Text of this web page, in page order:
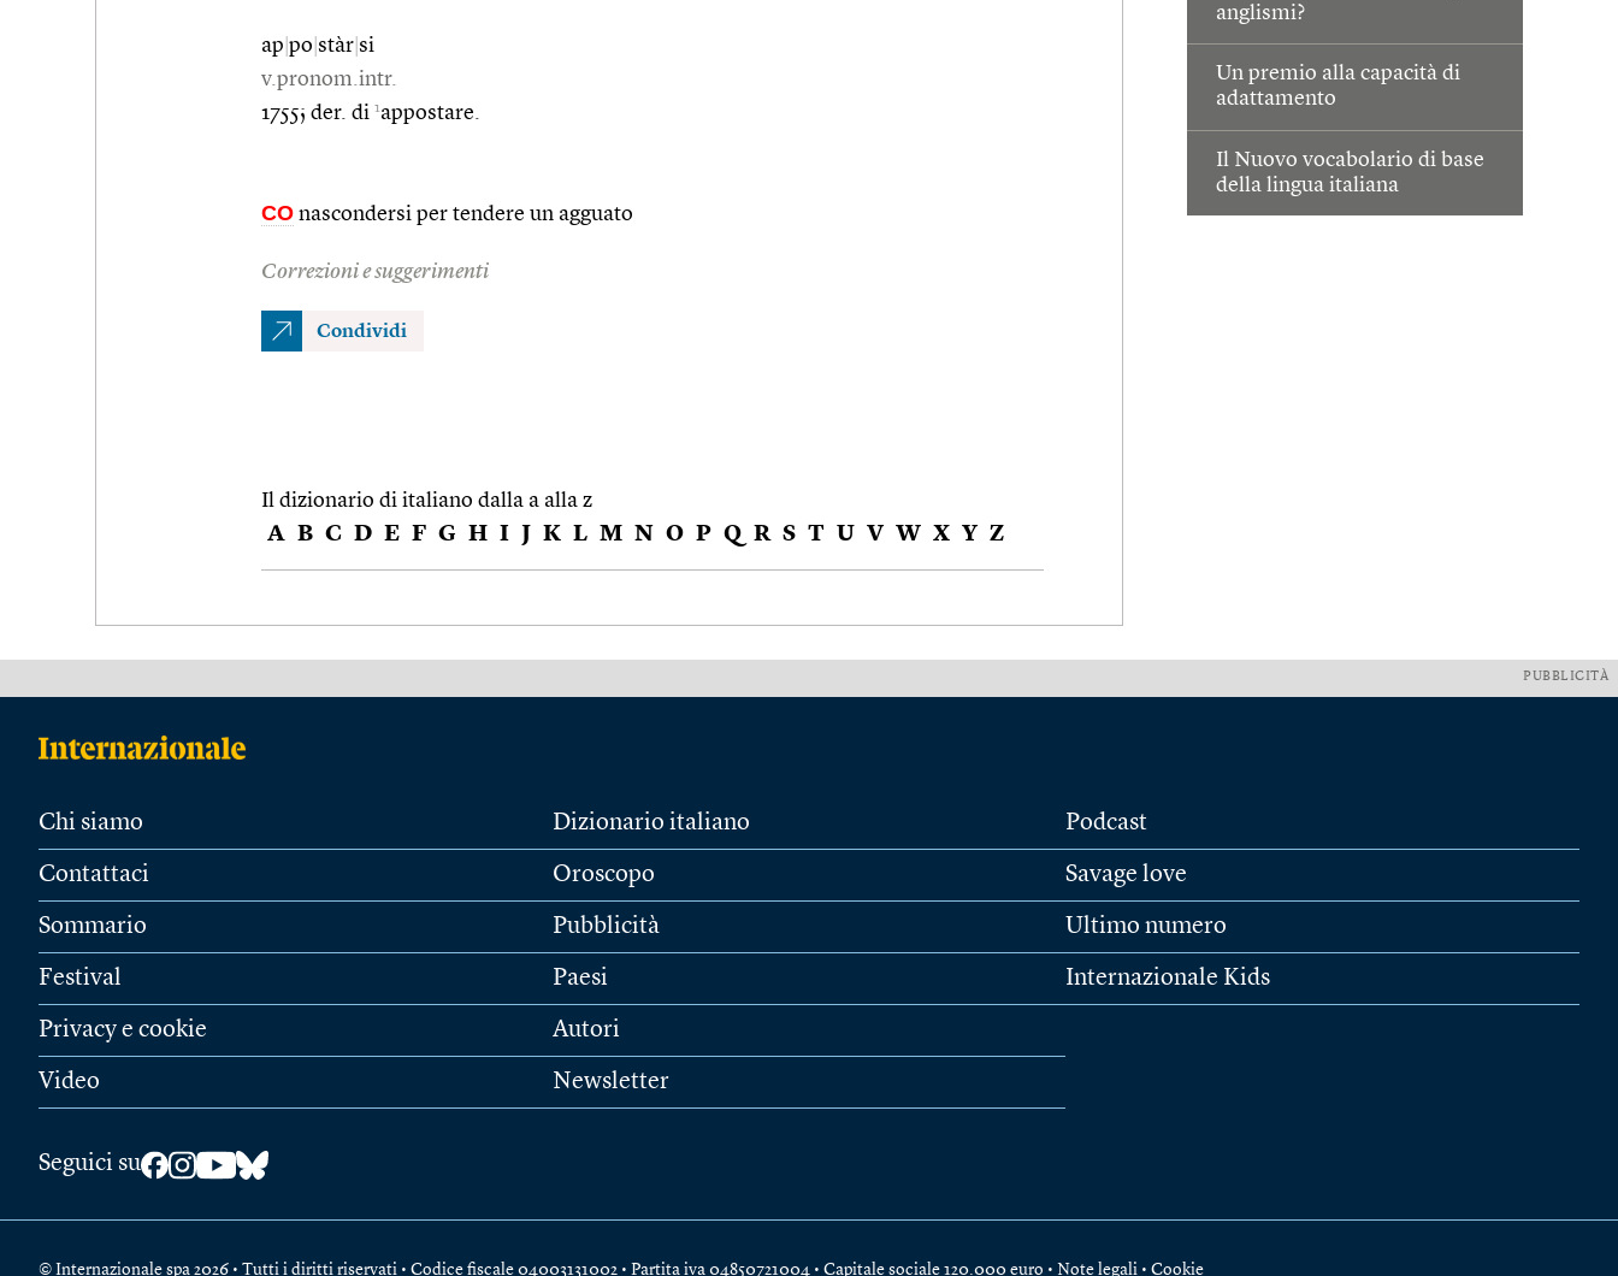
anglismi?
Un premio alla capacità di
adattamento
Il Nuovo vocabolario di base
della lingua italiana
ap po stàr si
v.pronom.intr.
1755; der. di 1appostare.
CO nascondersi per tendere un agguato
Correzioni e suggerimenti
Condividi
Il dizionario di italiano dalla a alla z
A B C D E F G H I J K L M N O P Q R S T U V W X Y Z
PUBBLICITÀ
Chi siamo
Contattaci
Sommario
Festival
Privacy e cookie
Video
Dizionario italiano
Oroscopo
Pubblicità
Paesi
Autori
Newsletter
Podcast
Savage love
Ultimo numero
Internazionale Kids
Seguici su
© Internazionale spa 2026 • Tutti i diritti riservati • Codice fiscale 04003131002 • Partita iva 04850721004 • Capitale sociale 120.000 euro • Note legali • Cookie